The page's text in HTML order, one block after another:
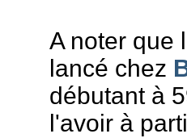
A noter que
lancé chez
débutant à
l'avoir à